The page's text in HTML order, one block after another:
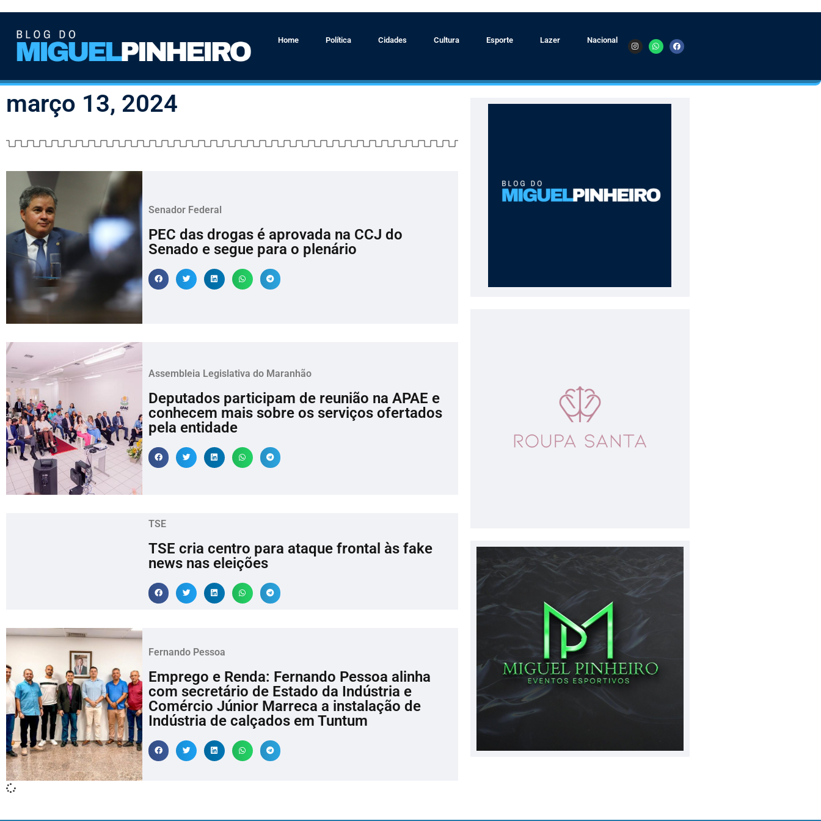
Home Política Cidades Cultura Esporte Lazer Nacional
março 13, 2024
Senador Federal
PEC das drogas é aprovada na CCJ do
Senado e segue para o plenário
Assembleia Legislativa do Maranhão
Deputados participam de reunião na APAE e
conhecem mais sobre os serviços ofertados
pela entidade
TSE
TSE cria centro para ataque frontal às fake
news nas eleições
Fernando Pessoa
Emprego e Renda: Fernando Pessoa alinha
com secretário de Estado da Indústria e
Comércio Júnior Marreca a instalação de
Indústria de calçados em Tuntum